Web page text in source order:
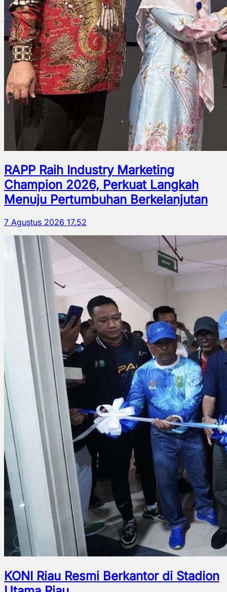
RAPP Raih Industry Marketing
Champion 2026, Perkuat Langkah
Menuju Pertumbuhan Berkelanjutan
7 Agustus 2026 17.52
KONI Riau Resmi Berkantor di Stadion